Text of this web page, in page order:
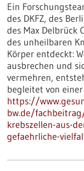
Ein
des DKFZ, des
des Max Delbrück
des unheilbaren
Körper entdeckt:
ausbrechen und
vermehren,
begleitet von
https://
bw.de/
krebszellen-aus-
gefaehrliche-